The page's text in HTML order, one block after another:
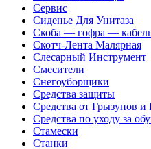
Сервис
Сиденье Для Унитаза
Скоба — гофра —
Скотч-Лента Малярная
Слесарный Инструмент
Смесители
Снегоуборщики
Средства защиты
Средства от Грызунов
Средства по уходу за
Стамески
Станки